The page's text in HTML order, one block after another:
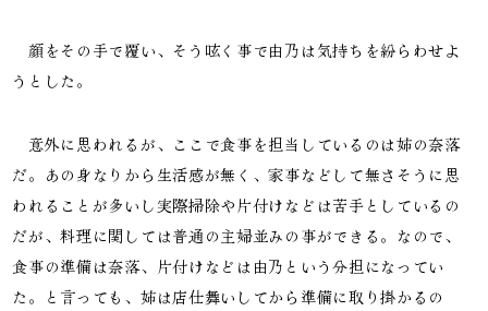
顔をその手で覆い、そう呟く事で由乃は気持ちを紛らわせよ
うとした。
意外に思われるが、ここで食事を担当しているのは姉の奈落
だ。あの身なりから生活感が無く、家事などして無さそうに思
われることが多いし実際掃除や片付けなどは苦手としているの
だが、料理に関しては普通の主婦並みの事ができる。なので、
食事の準備は奈落、片付けなどは由乃という分担になってい
た。と言っても、姉は店仕舞いしてから準備に取り掛かるの